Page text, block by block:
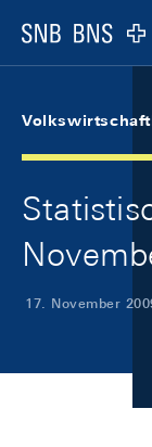
Logo
17. November